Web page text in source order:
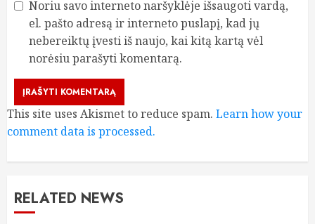
Noriu savo interneto naršyklėje išsaugoti vardą,
el. pašto adresą ir interneto puslapį, kad jų
nebereiktų įvesti iš naujo, kai kitą kartą vėl
norėsiu parašyti komentarą.
This site uses Akismet to reduce spam. Learn how your
comment data is processed.
RELATED NEWS